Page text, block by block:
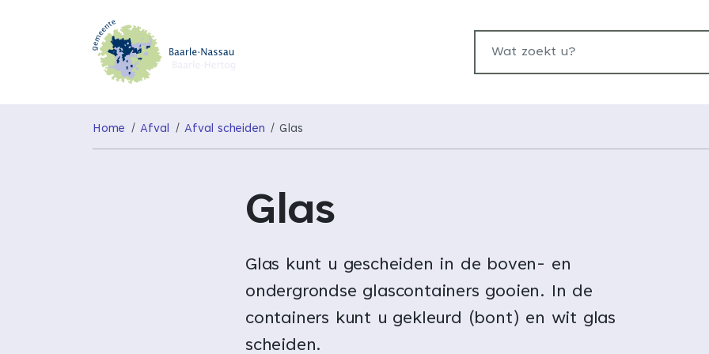
Wat zoekt u?
Home Afval Afval scheiden Glas
Glas
Glas kunt u gescheiden in de boven- en
ondergrondse glascontainers gooien. In de
containers kunt u gekleurd (bont) en wit glas
scheiden.